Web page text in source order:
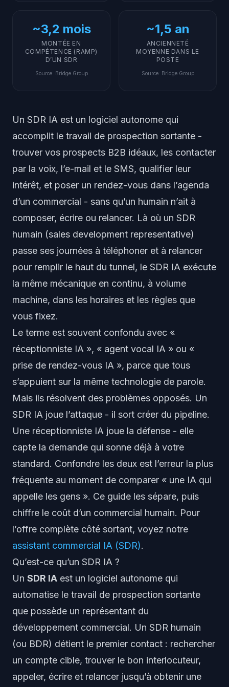
~3,2 mois
MONTÉE EN
COMPÉTENCE (RAMP)
D’UN SDR
Source: Bridge Group
~1,5 an
ANCIENNETÉ
MOYENNE DANS LE
POSTE
Source: Bridge Group
Un SDR IA est un logiciel autonome qui
accomplit le travail de prospection sortante -
trouver vos prospects B2B idéaux, les contacter
par la voix, l’e-mail et le SMS, qualifier leur
intérêt, et poser un rendez-vous dans l’agenda
d’un commercial - sans qu’un humain n’ait à
composer, écrire ou relancer. Là où un SDR
humain (sales development representative)
passe ses journées à téléphoner et à relancer
pour remplir le haut du tunnel, le SDR IA exécute
la même mécanique en continu, à volume
machine, dans les horaires et les règles que
vous fixez.
Le terme est souvent confondu avec «
réceptionniste IA », « agent vocal IA » ou «
prise de rendez-vous IA », parce que tous
s’appuient sur la même technologie de parole.
Mais ils résolvent des problèmes opposés. Un
SDR IA joue l’attaque - il sort créer du pipeline.
Une réceptionniste IA joue la défense - elle
capte la demande qui sonne déjà à votre
standard. Confondre les deux est l’erreur la plus
fréquente au moment de comparer « une IA qui
appelle les gens ». Ce guide les sépare, puis
chiffre le coût d’un commercial humain. Pour
l’offre complète côté sortant, voyez notre
assistant commercial IA (SDR).
Qu’est-ce qu’un SDR IA ?
Un SDR IA est un logiciel autonome qui
automatise le travail de prospection sortante
que possède un représentant du
développement commercial. Un SDR humain
(ou BDR) détient le premier contact : rechercher
un compte cible, trouver le bon interlocuteur,
appeler, écrire et relancer jusqu’à obtenir une